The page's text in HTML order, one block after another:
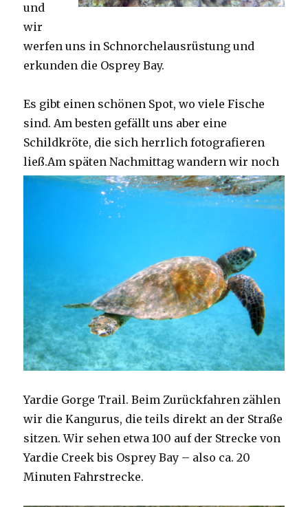
und
wir
werfen uns in Schnorchelausrüstung und
erkunden die Osprey Bay.
Es gibt einen schönen Spot, wo viele Fische
sind. Am besten gefällt uns aber eine
Schildkröte, die sich herrlich fotografieren
ließ.Am späten Nachmittag wandern wir noch
Yardie Gorge Trail. Beim Zurückfahren zählen
wir die Kangurus, die teils direkt an der Straße
sitzen. Wir sehen etwa 100 auf der Strecke von
Yardie Creek bis Osprey Bay – also ca. 20
Minuten Fahrstrecke.